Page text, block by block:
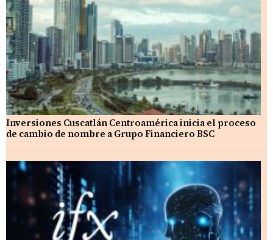
Inversiones Cuscatlán Centroamérica inicia el proceso
de cambio de nombre a Grupo Financiero BSC